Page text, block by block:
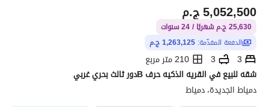
ج.م5,052,500
25,630 ج.م شهريًا / 24 سنوات
الدفعة المقدّمة: 1,263,125 ج.م
3
3
210 متر مربع
شقه للبيع في القريه الذكيه حرف Bدور ثالث بحري غربي
دمياط الجديدة، دمياط